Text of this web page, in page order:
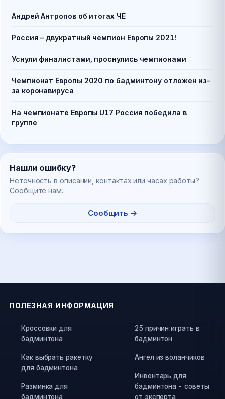
Андрей Антропов об итогах ЧЕ
Россия – двукратный чемпион Европы 2021!
Уснули финалистами, проснулись чемпионами
Чемпионат Европы 2020 по бадминтону отложен из-
за коронавируса
На чемпионате Европы U17 Россия победила в
группе
Нашли ошибку?
Неточность в описании, контактах или часах работы?
Сообщите нам.
Сообщить →
ПОЛЕЗНАЯ ИНФОРМАЦИЯ
Кроссовки для
бадминтона
Как выбрать ракетку
для бадминтона
Разминка для
бадминтона
25 причин играть в
бадминтон
Ангел из воланчиков
Инвентарь для
бадминтона - советы
от эксперта